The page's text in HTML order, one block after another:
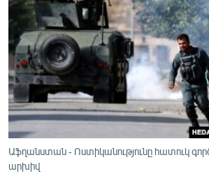
ՄԻՋԱԶԳԱՅԻՆ
ՄՇԱԿՈՒՅԹ
ՍՊՈՐՏ
ՄԵԿՆԱԲԱՆՈՒԹՅՈՒՆ
ՏՏ ԵՒ ԻՆՏԵՐՆԵՏ
ԱՐԽԻՎ
Աֆղանստան - Ոստիկանությունը հատուկ
արխիվ